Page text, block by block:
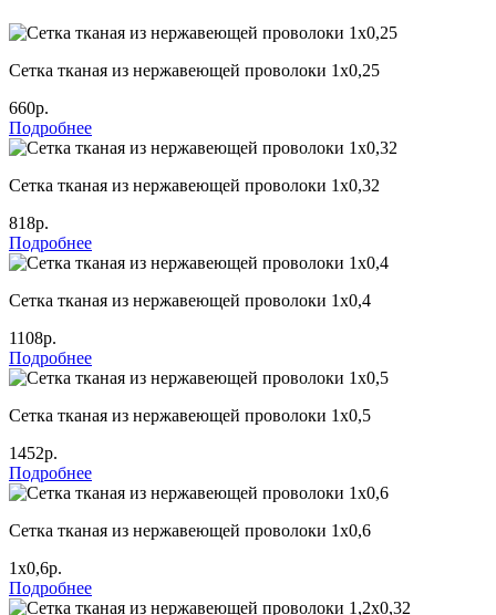
Сетка тканая из нержавеющей проволоки 1х0,25
660р.
Подробнее
Сетка тканая из нержавеющей проволоки 1х0,32
818р.
Подробнее
Сетка тканая из нержавеющей проволоки 1х0,4
1108р.
Подробнее
Сетка тканая из нержавеющей проволоки 1х0,5
1452р.
Подробнее
Сетка тканая из нержавеющей проволоки 1х0,6
1х0,6р.
Подробнее